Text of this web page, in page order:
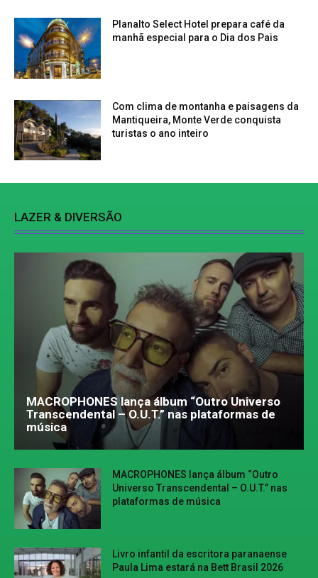
Planalto Select Hotel prepara café da
manhã especial para o Dia dos Pais
Com clima de montanha e paisagens da
Mantiqueira, Monte Verde conquista
turistas o ano inteiro
LAZER & DIVERSÃO
MACROPHONES lança álbum “Outro Universo
Transcendental – O.U.T.” nas plataformas de
música
MACROPHONES lança álbum “Outro
Universo Transcendental – O.U.T.” nas
plataformas de música
Livro infantil da escritora paranaense
Paula Lima estará na Bett Brasil 2026